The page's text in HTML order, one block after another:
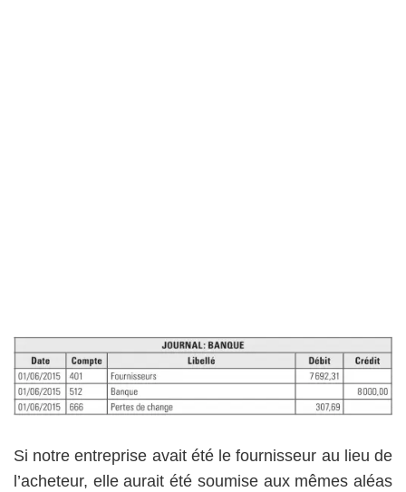
Si notre entreprise avait été le fournisseur au lieu de
l’acheteur, elle aurait été soumise aux mêmes aléas